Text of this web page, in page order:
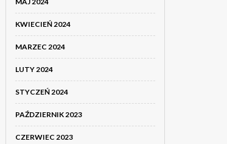
KWIECIEŃ 2024
MARZEC 2024
LUTY 2024
STYCZEŃ 2024
PAŹDZIERNIK 2023
CZERWIEC 2023